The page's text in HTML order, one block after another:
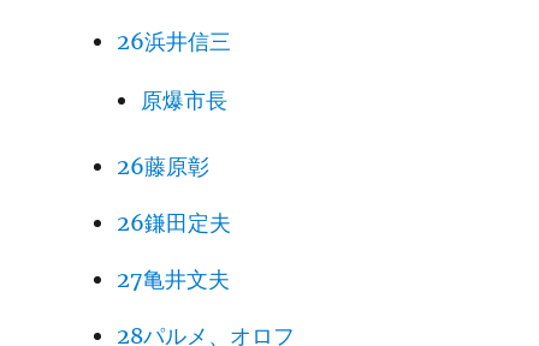
26浜井信三
原爆市長
26藤原彰
26鎌田定夫
27亀井文夫
28パルメ、オロフ